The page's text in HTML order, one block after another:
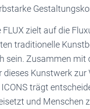
FLUX zielt auf die
traditionelle
sein. Zusammen mit
dieses Kunstwerk zur
ICONS trägt
und Menschen